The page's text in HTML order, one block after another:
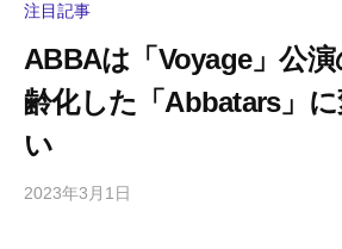
注目記事
ABBAは「Voyage」公
齢化した「Abbatars」
い
2023年3月1日